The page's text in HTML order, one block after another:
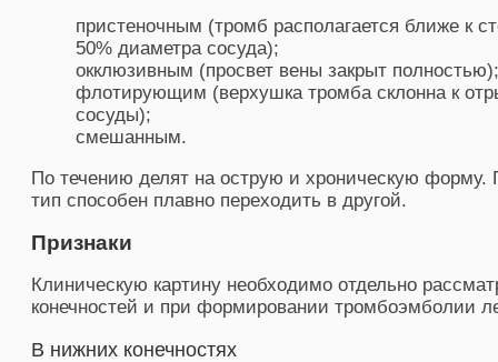
пристеночным (тромб располагается ближе к
50% диаметра сосуда);
окклюзивным (просвет вены закрыт полностью);
флотирующим (верхушка тромба склонна к
сосуды);
смешанным.
По течению делят на острую и хроническую форму.
тип способен плавно переходить в другой.
Признаки
Клиническую картину необходимо отдельно
конечностей и при формировании тромбоэмболии
В нижних конечностях